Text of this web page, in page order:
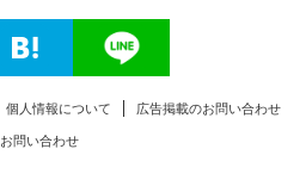
個人情報について 広告掲載のお問い合わせ
お問い合わせ